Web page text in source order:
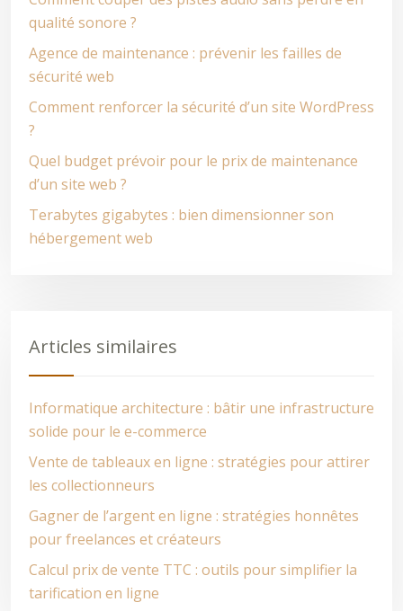
qualité sonore ?
Agence de maintenance : prévenir les failles de
sécurité web
Comment renforcer la sécurité d’un site WordPress
?
Quel budget prévoir pour le prix de maintenance
d’un site web ?
Terabytes gigabytes : bien dimensionner son
hébergement web
Articles similaires
Informatique architecture : bâtir une infrastructure
solide pour le e-commerce
Vente de tableaux en ligne : stratégies pour attirer
les collectionneurs
Gagner de l’argent en ligne : stratégies honnêtes
pour freelances et créateurs
Calcul prix de vente TTC : outils pour simplifier la
tarification en ligne